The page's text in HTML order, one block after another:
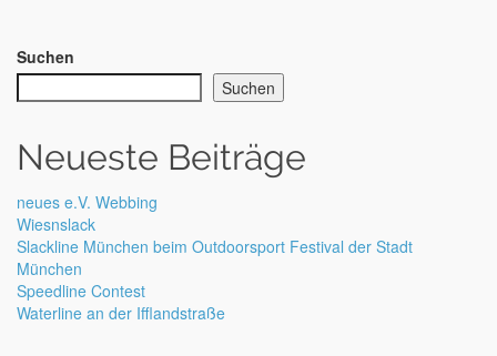
Suchen
Suchen
Neueste Beiträge
neues e.V. Webbing
Wiesnslack
Slackline München beim Outdoorsport Festival der Stadt
München
Speedline Contest
Waterline an der Ifflandstraße